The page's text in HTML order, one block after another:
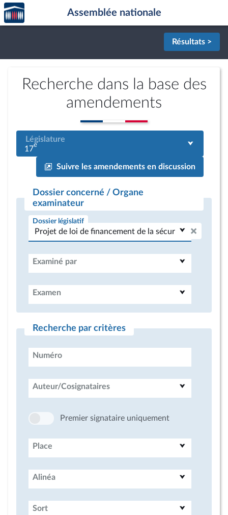
Aller au contenu
Aller en bas de la page
Accèder
à la
page
Assemblée nationale
Résultats >
Recherche dans la base des
amendements
Législature
17e
Suivre les amendements en discussion
Dossier concerné / Organe
examinateur
Dossier législatif
Examiné par
Examen
Recherche par critères
Numéro
Auteur/Cosignataires
Premier signataire uniquement
Place
Alinéa
Sort